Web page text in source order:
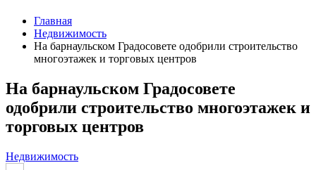
Главная
Недвижимость
На барнаульском Градосовете одобрили строительство
многоэтажек и торговых центров
На барнаульском Градосовете
одобрили строительство многоэтажек и
торговых центров
Недвижимость